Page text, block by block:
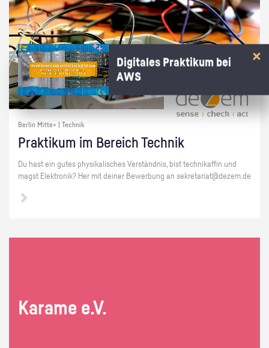
Berlin Mitte+ | Technik
Prak­ti­kum im Be­reich Tech­nik
Du hast ein gutes phy­si­ka­li­sches Ver­ständ­nis, bist tech­ni­kaf­fin und
magst Elek­tro­nik? Her mit dei­ner Be­wer­bung an se­kre­ta­ri­at@​dezem.​de
Ka­ra­me e.V.
Digitales Praktikum bei
AWS